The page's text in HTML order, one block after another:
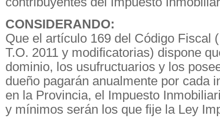
CONSIDERANDO:
Que el artículo 169 del Código Fiscal
T.O. 2011 y modificatorias) dispone
dominio, los usufructuarios y los
dueño pagarán anualmente por cada
en la Provincia, el Impuesto
y mínimos serán los que fije la Ley